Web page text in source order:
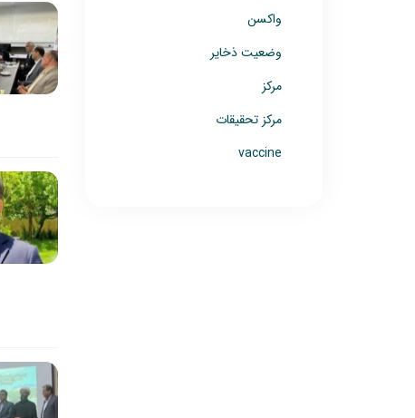
واکسن
وضعیت ذخایر
مرکز
مرکز تحقیقات
vaccine